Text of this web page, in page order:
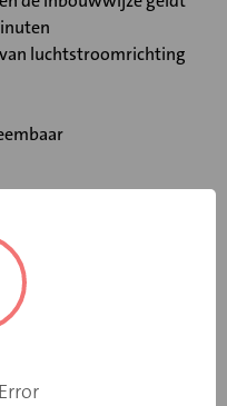
luchtstroomrichting